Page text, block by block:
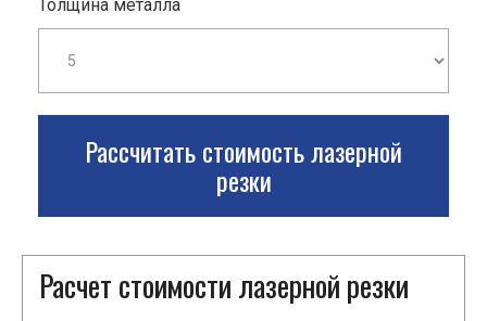
Толщина металла
Рассчитать стоимость лазерной
резки
Расчет стоимости лазерной резки